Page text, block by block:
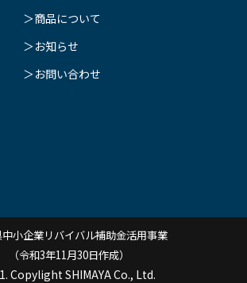
＞商品について
＞お知らせ
＞お問い合わせ
小企業リバイバル補助金活用事業
（令和3年11月30日作成）
Copylight SHIMAYA Co., Ltd.